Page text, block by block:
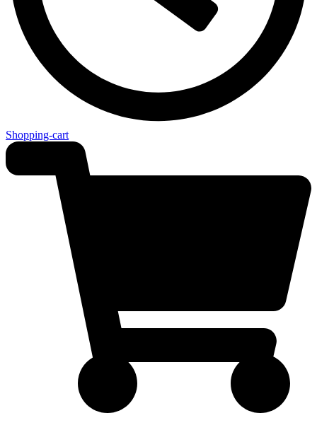
Shopping-cart